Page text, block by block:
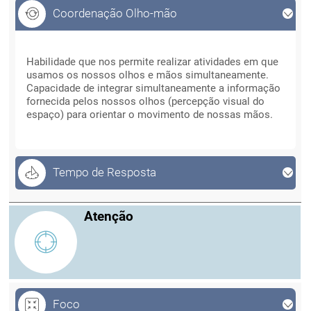
Coordenação Olho-mão
Coordenação Olho-mão
Habilidade que nos permite realizar atividades em que
usamos os nossos olhos e mãos simultaneamente.
Capacidade de integrar simultaneamente a informação
fornecida pelos nossos olhos (percepção visual do
Tempo de Resposta